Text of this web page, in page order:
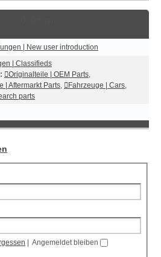
| New user introduction
| Classifieds
Originalteile | OEM Parts,
| Aftermarkt Parts, Fahrzeuge | Cars,
parts
Angemeldet bleiben